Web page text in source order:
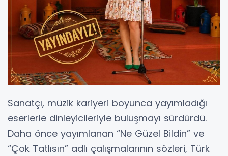
Sanatçı, müzik kariyeri boyunca yayımladığı
eserlerle dinleyicileriyle buluşmayı sürdürdü.
Daha önce yayımlanan “Ne Güzel Bildin” ve
“Çok Tatlısın” adlı çalışmalarının sözleri, Türk